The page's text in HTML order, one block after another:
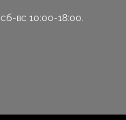
вс 10:00-18:00.